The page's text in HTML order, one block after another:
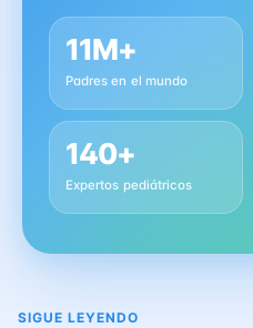
11M+
Padres en el mundo
140+
Expertos pediátricos
SIGUE LEYENDO